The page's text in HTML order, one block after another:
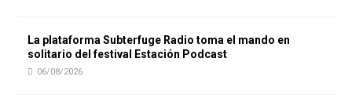
La plataforma Subterfuge Radio toma el mando en
solitario del festival Estación Podcast
06/08/2026